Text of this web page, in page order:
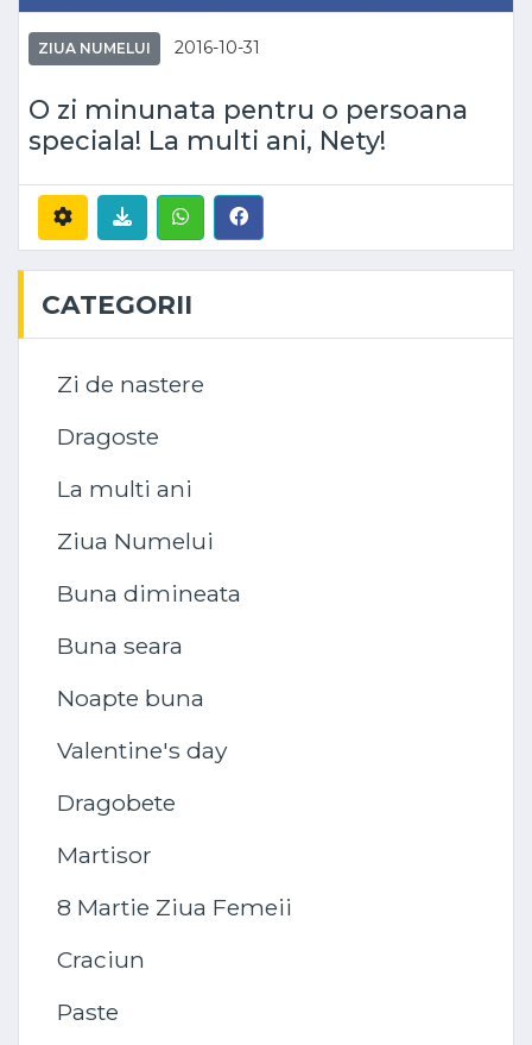
ZIUA NUMELUI 2016-10-31
O zi minunata pentru o persoana
speciala! La multi ani, Nety!
CATEGORII
Zi de nastere
Dragoste
La multi ani
Ziua Numelui
Buna dimineata
Buna seara
Noapte buna
Valentine's day
Dragobete
Martisor
8 Martie Ziua Femeii
Craciun
Paste